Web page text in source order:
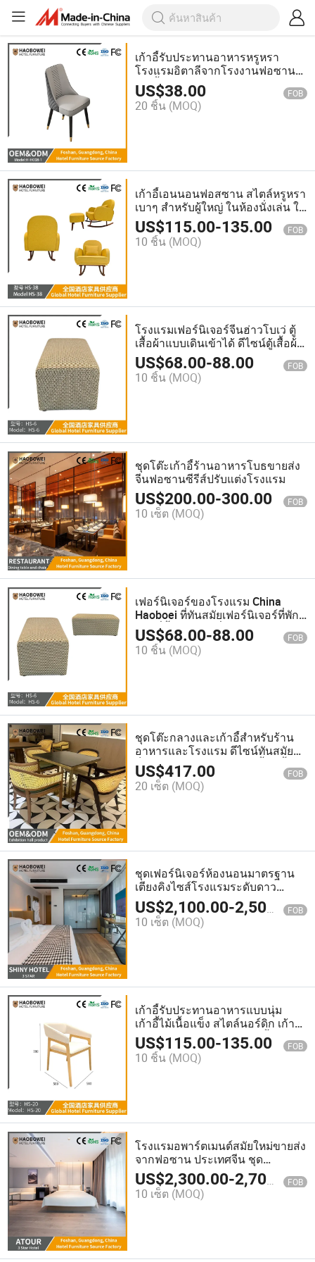
เก้าอี้รับประทานอาหารหรูหรา
โรงแรมอิตาลีจากโรงงานฟอซาน
เก้าอี้สำหรับร้านกาแฟ ห้องประชุม
เก้าอี้เจรจา พนักพิงสูง เก้าอี้บรรจุ
ซอฟต์
US$38.00 FOB
20 ชิ้น (MOQ)
เก้าอี้เอนนอนฟอสซาน สไตล์หรูหรา
เบาๆ สำหรับผู้ใหญ่ ในห้องนั่งเล่น ใช้
สำหรับนอนและหลับได้ สำหรับ
บุคคลเดียว เสริมความแข็งแรง
US$115.00-135.00 FOB
10 ชิ้น (MOQ)
โรงแรมเฟอร์นิเจอร์จีนฮ่าวโบเว่ ตู้
เสื้อผ้าแบบเดินเข้าได้ ดีไซน์ตู้เสื้อผ้า
สีขาวรูปตัวแอลทันสมัยสำหรับห้อง
แต่งตัว
US$68.00-88.00 FOB
10 ชิ้น (MOQ)
ชุดโต๊ะเก้าอี้ร้านอาหารโบธขายส่ง
จีนฟอซานซีรีส์ปรับแต่งโรงแรม
US$200.00-300.00 FOB
10 เซ็ต (MOQ)
เฟอร์นิเจอร์ของโรงแรม China
Haoboei ที่ทันสมัยเฟอร์นิเจอร์ที่พัก
ตามที่ตั้งของโต๊ะที่พัก รองเท้า
สามารถจัดเก็บชุดเฟอร์นิเจอร์ในตู้
ได้
US$68.00-88.00 FOB
10 ชิ้น (MOQ)
ชุดโต๊ะกลางและเก้าอี้สำหรับร้าน
อาหารและโรงแรม ดีไซน์ทันสมัย
ท็อปหินอ่อนเทียม ฐานเก้าอี้ไม้เนื้อ
แข็ง ทนทานสำหรับเฟอร์นิเจอร์ร้าน
อาหาร โรงแรม และห้องนอน
US$417.00 FOB
20 เซ็ต (MOQ)
ชุดเฟอร์นิเจอร์ห้องนอนมาตรฐาน
เตียงคิงไซส์โรงแรมระดับดาว
ขายส่ง 3
US$2,100.00-2,500.00 FOB
10 เซ็ต (MOQ)
เก้าอี้รับประทานอาหารแบบนุ่ม
เก้าอี้ไม้เนื้อแข็ง สไตล์นอร์ดิก เก้าอี้
รับประทานอาหารใหม่ เก้าอี้ประเภท
เกาหลี เก้าอี้ไม้เนื้อแข็ง เก้าอี้อ่าน
หนังสือที่บ้าน
US$115.00-135.00 FOB
10 ชิ้น (MOQ)
โรงแรมอพาร์ตเมนต์สมัยใหม่ขายส่ง
จากฟอซาน ประเทศจีน ชุด
เฟอร์นิเจอร์ห้องนอนขนาดคิงไซส์
US$2,300.00-2,700.00 FOB
10 เซ็ต (MOQ)